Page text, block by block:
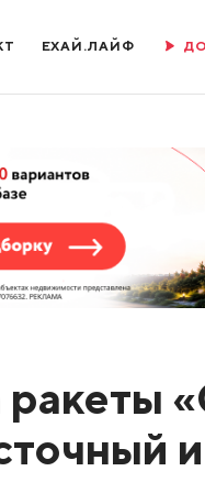
ЕХАЙ.ЛАЙФ
ракеты